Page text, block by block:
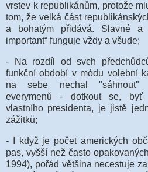
vrstev k republikánům, protože
tom, že velká část
a bohatým přidává. Slavné a
important“ funguje vždy a všude;
- Na rozdíl od svch
funkční období v módu volební
na sebe nechal "sáhnout"
everymenů - dotkout se, byť
vlastního presidenta, je jistě
zážitků;
- I když je počet amerických
pas, vyšší než často
1994), pořád většina necestuje